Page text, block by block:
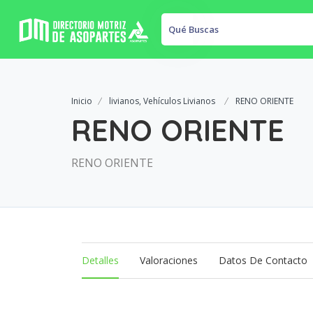
Qué Buscas
Inicio livianos, Vehículos Livianos RENO ORIENTE
RENO ORIENTE
RENO ORIENTE
Detalles Valoraciones Datos De Contacto